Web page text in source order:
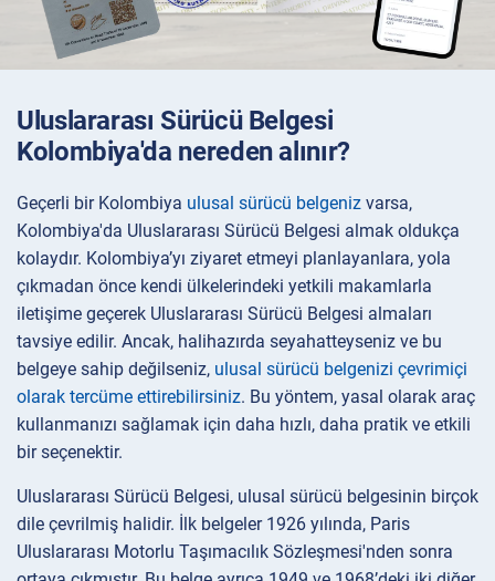
Uluslararası Sürücü Belgesi
Kolombiya'da nereden alınır?
Geçerli bir Kolombiya ulusal sürücü belgeniz varsa,
Kolombiya'da Uluslararası Sürücü Belgesi almak oldukça
kolaydır. Kolombiya’yı ziyaret etmeyi planlayanlara, yola
çıkmadan önce kendi ülkelerindeki yetkili makamlarla
iletişime geçerek Uluslararası Sürücü Belgesi almaları
tavsiye edilir. Ancak, halihazırda seyahatteyseniz ve bu
belgeye sahip değilseniz, ulusal sürücü belgenizi çevrimiçi
olarak tercüme ettirebilirsiniz. Bu yöntem, yasal olarak araç
kullanmanızı sağlamak için daha hızlı, daha pratik ve etkili
bir seçenektir.
Uluslararası Sürücü Belgesi, ulusal sürücü belgesinin birçok
dile çevrilmiş halidir. İlk belgeler 1926 yılında, Paris
Uluslararası Motorlu Taşımacılık Sözleşmesi'nden sonra